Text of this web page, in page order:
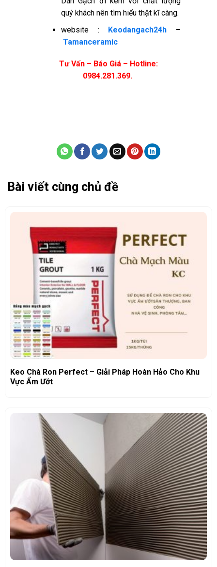
quý khách nên tìm hiểu thật kĩ càng.
website : Keodangach24h –
Tamanceramic
Tư Vấn – Báo Giá – Hotline:
0984.281.369.
Bài viết cùng chủ đề
Keo Chà Ron Perfect – Giải Pháp Hoàn Hảo Cho Khu
Vực Ẩm Ướt